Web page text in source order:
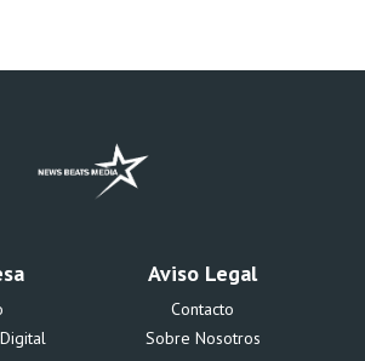
Aviso Legal
Contacto
Sobre Nosotros